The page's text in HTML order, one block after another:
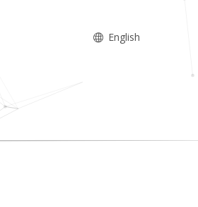
English